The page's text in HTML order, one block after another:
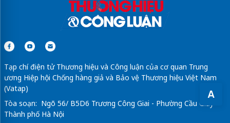
A
Sửa máy rửa bát bosch
Nha Khoa Quốc Tế AQUA
iteracare việt nam
Tạp chí điện tử Thương hiệu và Công luận của cơ quan Trung
ương Hiệp hội Chống hàng giả và Bảo vệ Thương hiệu Việt Nam
(Vatap)
Tòa soạn: Ngõ 56/ B5D6 Trương Công Giai - Phường Cầu Giấy -
Thành phố Hà Nội